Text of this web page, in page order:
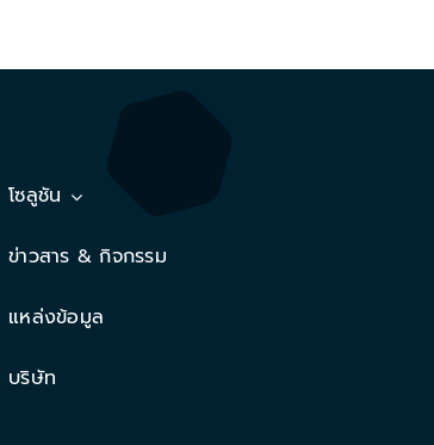
โซลูชัน
ข่าวสาร & กิจกรรม
แหล่งข้อมูล
บริษัท